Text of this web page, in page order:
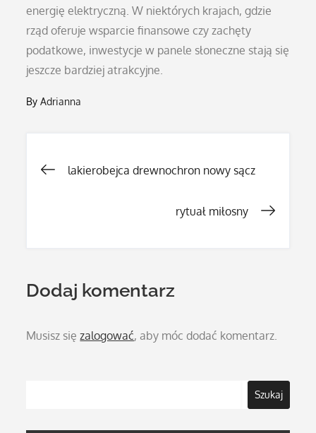
energię elektryczną. W niektórych krajach, gdzie
rząd oferuje wsparcie finansowe czy zachęty
podatkowe, inwestycje w panele słoneczne stają się
jeszcze bardziej atrakcyjne.
ByAdrianna
Nawigacja
lakierobejca drewnochron nowy sącz
rytuał miłosny
Dodaj komentarz
Musisz sięzalogować, aby móc dodać komentarz.
Szukaj